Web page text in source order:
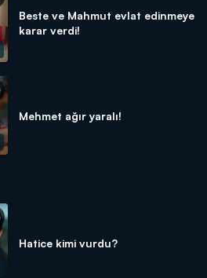
Beste ve Mahmut evlat edinmeye
karar verdi!
Mehmet ağır yaralı!
Hatice kimi vurdu?